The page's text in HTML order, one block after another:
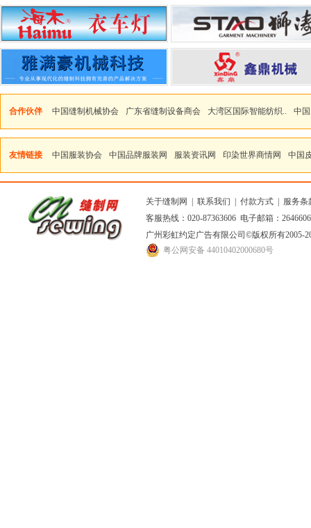
合作伙伴 中国缝制机械协会 广东省缝制设备商会 大湾区国际智能纺织.. 中
友情链接 中国服装协会 中国品牌服装网 服装资讯网 印染世界商情网 中国
关于缝制网 联系我们 付款方式
服务条
客服热线：020-87363606 电子邮箱：
广州彩虹约定广告有限公司 ©版权所有2005-
粤公网安备 44010402000680号